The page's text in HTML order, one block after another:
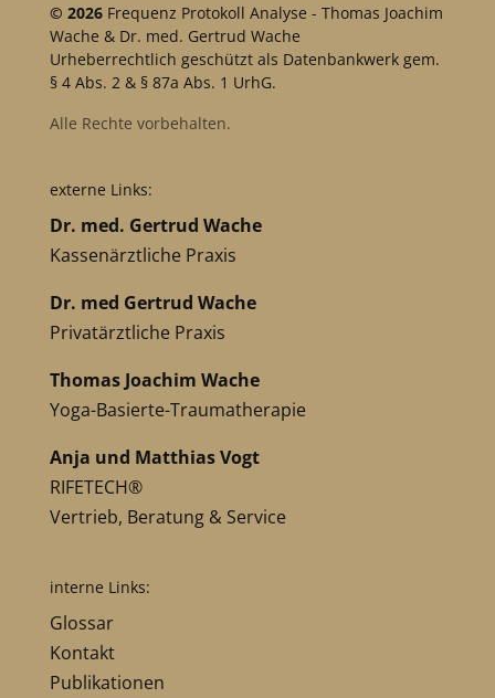
© 2026 Frequenz Protokoll Analyse - Thomas Joachim
Wache & Dr. med. Gertrud Wache
Urheberrechtlich geschützt als Datenbankwerk gem.
§ 4 Abs. 2 & § 87a Abs. 1 UrhG.
Alle Rechte vorbehalten.
externe Links:
Dr. med. Gertrud Wache
Kassenärztliche Praxis
Dr. med Gertrud Wache
Privatärztliche Praxis
Thomas Joachim Wache
Yoga-Basierte-Traumatherapie
Anja und Matthias Vogt
RIFETECH®
Vertrieb, Beratung & Service
interne Links:
Glossar
Kontakt
Publikationen